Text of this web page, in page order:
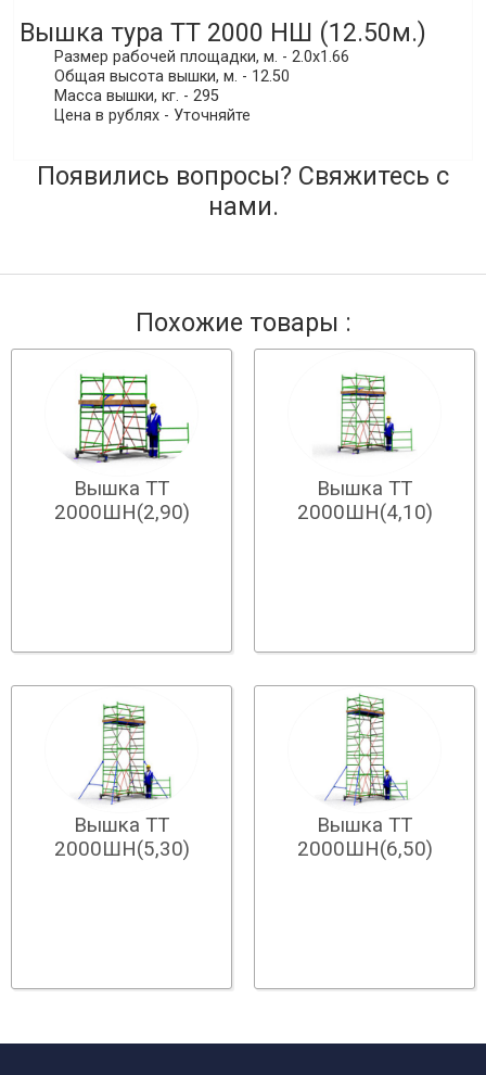
Вышка тура ТТ 2000 НШ (12.50м.)
Размер рабочей площадки, м. - 2.0х1.66
Общая высота вышки, м. - 12.50
Масса вышки, кг. - 295
Цена в рублях - Уточняйте
Появились вопросы? Свяжитесь с
нами.
Похожие товары :
Вышка ТТ
2000ШН(2,90)
Вышка ТТ
2000ШН(4,10)
Вышка ТТ
2000ШН(5,30)
Вышка ТТ
2000ШН(6,50)